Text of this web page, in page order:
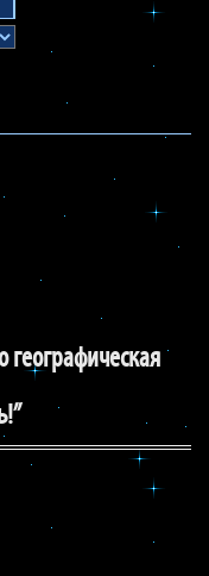
географическая